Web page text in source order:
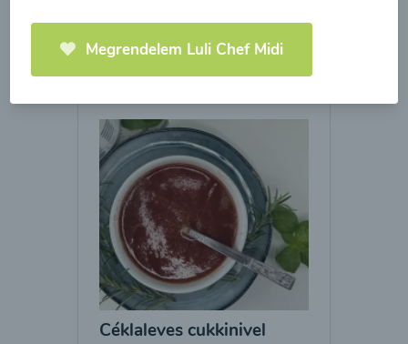
00:20 Megtekintése
Céklaleves cukkinivel
Megrendelem Luli Chef Midi